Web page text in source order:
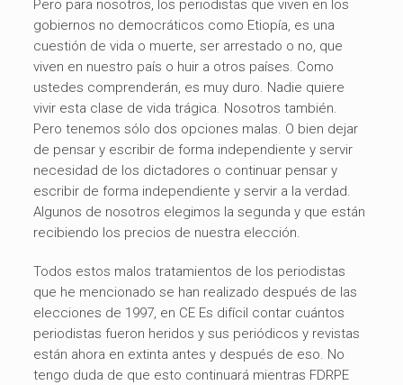
Pero para nosotros, los periodistas que viven en los
gobiernos no democráticos como Etiopía, es una
cuestión de vida o muerte, ser arrestado o no, que
viven en nuestro país o huir a otros países. Como
ustedes comprenderán, es muy duro. Nadie quiere
vivir esta clase de vida trágica. Nosotros también.
Pero tenemos sólo dos opciones malas. O bien dejar
de pensar y escribir de forma independiente y servir
necesidad de los dictadores o continuar pensar y
escribir de forma independiente y servir a la verdad.
Algunos de nosotros elegimos la segunda y que están
recibiendo los precios de nuestra elección.
Todos estos malos tratamientos de los periodistas
que he mencionado se han realizado después de las
elecciones de 1997, en CE Es difícil contar cuántos
periodistas fueron heridos y sus periódicos y revistas
están ahora en extinta antes y después de eso. No
tengo duda de que esto continuará mientras FDRPE